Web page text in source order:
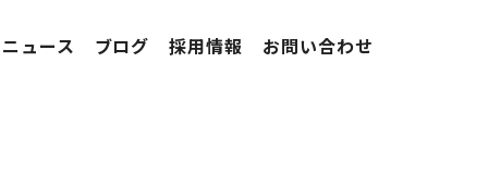
ニュース ブログ 採用情報 お問い合わせ